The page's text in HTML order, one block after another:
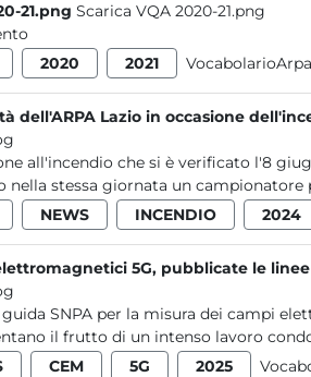
21.png Scarica VQA 2020-21.png
2020 2021
dell'ARPA Lazio in occasione
all'incendio che si è verificato l'8
nella stessa giornata un
NEWS INCENDIO 2024
5G, pubblicate le linee
guida SNPA per la misura dei campi
il frutto di un intenso lavoro
CEM 5G 2025